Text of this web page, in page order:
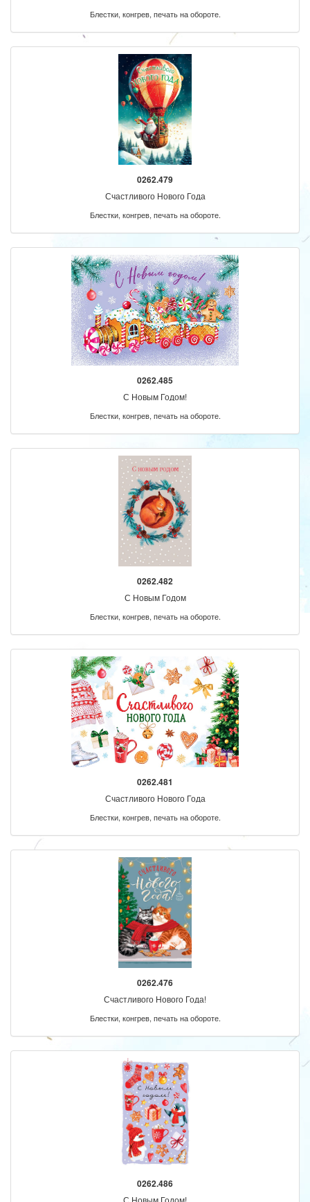
Блестки, конгрев, печать на обороте.
0262.479
Счастливого Нового Года
Блестки, конгрев, печать на обороте.
0262.485
С Новым Годом!
Блестки, конгрев, печать на обороте.
0262.482
С Новым Годом
Блестки, конгрев, печать на обороте.
0262.481
Счастливого Нового Года
Блестки, конгрев, печать на обороте.
0262.476
Счастливого Нового Года!
Блестки, конгрев, печать на обороте.
0262.486
С Новым Годом!